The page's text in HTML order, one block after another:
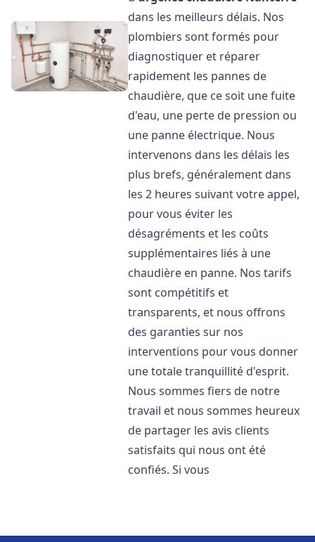
dans les meilleurs délais. Nos
plombiers sont formés pour
diagnostiquer et réparer
rapidement les pannes de
chaudière, que ce soit une fuite
d'eau, une perte de pression ou
une panne électrique. Nous
intervenons dans les délais les
plus brefs, généralement dans
les 2 heures suivant votre appel,
pour vous éviter les
désagréments et les coûts
supplémentaires liés à une
chaudière en panne. Nos tarifs
sont compétitifs et
transparents, et nous offrons
des garanties sur nos
interventions pour vous donner
une totale tranquillité d'esprit.
Nous sommes fiers de notre
travail et nous sommes heureux
de partager les avis clients
satisfaits qui nous ont été
confiés. Si vous